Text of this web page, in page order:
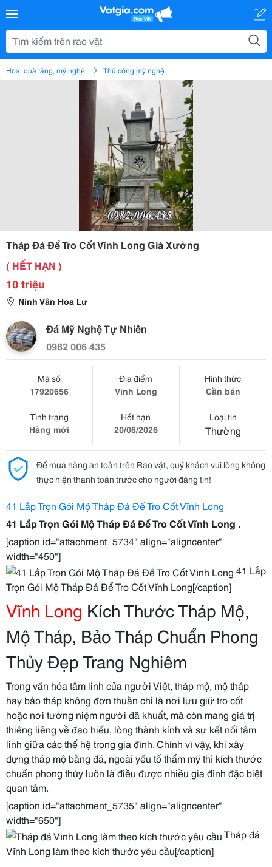
Hoa, quà tặng, mỹ nghệ Thủ công mỹ nghệ
Tháp Đá Để Tro Cốt Vĩnh Long Giá Xưởng
( HẾT HẠN )
10 triệu
Ninh Vân Hoa Lư
Đá Mỹ Nghệ Tự Nhiên
0982 006 435
Mã số
17920656
Địa điểm
Vĩnh Long
Hình thức
Cần bán
Tình trạng
Hàng mới
Hết hạn
20/06/2026
Loại tin
Thường
Để mua hàng an toàn trên Rao vặt, quý khách vui lòng không
thực hiện thanh toán trước cho người đăng tin!
41 Lắp Trọn Gói Mộ Tháp Đá Để Tro Cốt Vĩnh Long
41 Lắp Trọn Gói Mộ Tháp Đá Để Tro Cốt Vĩnh Long .
[caption id="attachment_5734" align="aligncenter"
width="450"]
41 Lắp
Trọn Gói Mộ Tháp Đá Để Tro Cốt Vĩnh Long[/caption]
Vĩnh Long Kích Thước Tháp Mộ,
Mộ Tháp, Bảo Tháp Chuẩn Phong
Thủy Đẹp Trang Nghiêm
Trong văn hóa tâm linh của người Việt, tháp mộ, mộ tháp
hay bảo tháp không đơn thuần chỉ là nơi lưu giữ tro cốt
hoặc nơi tưởng niệm người đã khuất, mà còn mang giá trị
thiêng liêng về đạo hiếu, lòng thành kính và sự kết nối tâm
linh giữa các thế hệ trong gia đình. Chính vì vậy, khi xây
dựng tháp mộ bằng đá, ngoài yếu tố thẩm mỹ thì kích thước
chuẩn phong thủy luôn là điều được nhiều gia đình đặc biệt
quan tâm.
[caption id="attachment_5735" align="aligncenter"
width="650"]
Tháp đá
Vĩnh Long làm theo kích thước yêu cầu[/caption]